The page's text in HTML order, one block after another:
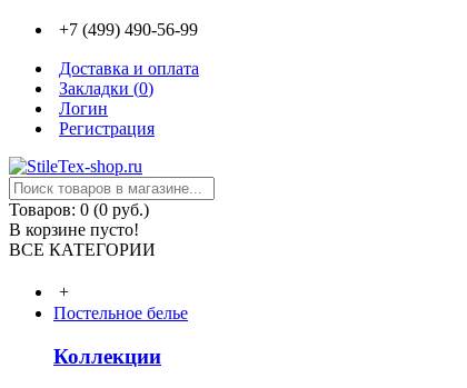
+7 (499) 490-56-99
Доставка и оплата
Закладки (0)
Логин
Регистрация
Товаров: 0 (0 руб.)
В корзине пусто!
ВСЕ КАТЕГОРИИ
+
Постельное белье
Коллекции